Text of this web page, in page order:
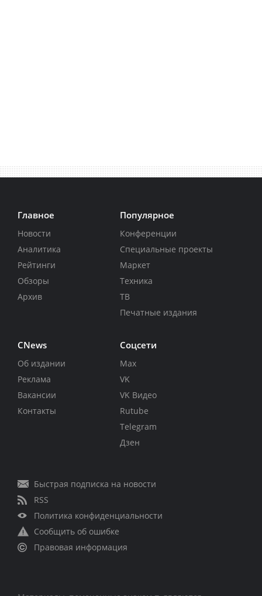
Главное
Новости
Аналитика
Рейтинги
Обзоры
Архив
Популярное
Конференции
Специальные проекты
Маркет
Техника
ТВ
Печатные издания
CNews
Об издании
Реклама
Вакансии
Контакты
Соцсети
Max
VK
VK Видео
Rutube
Telegram
Дзен
Быстрая подписка на новости
RSS
Политика конфиденциальности
Сообщить об ошибке
Правовая информация